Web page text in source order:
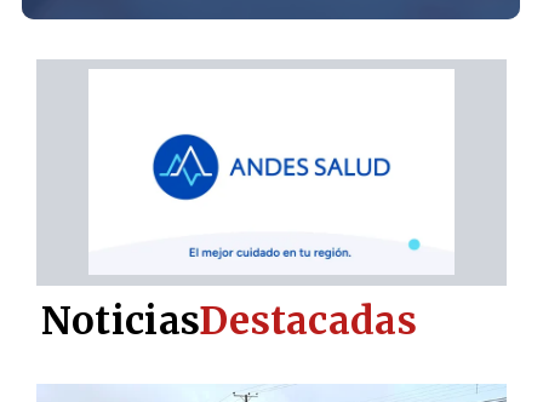
NoticiasDestacadas